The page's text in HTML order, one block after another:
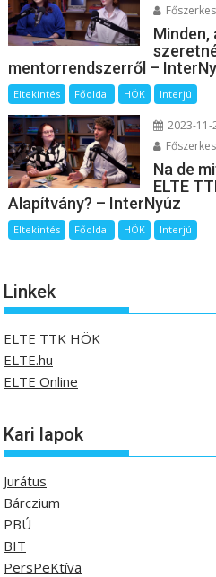
Minden,
mentorrendszerről –
Eltekintés Főoldal HÖK Interjú
2023-11-
Na de
ELTE
Alapítvány? – InterNyúz
Eltekintés Főoldal HÖK Interjú
Linkek
ELTE TTK HÖK
ELTE.hu
ELTE Online
Kari lapok
Jurátus
Bárczium
PBÚ
BIT
PersPeKtíva